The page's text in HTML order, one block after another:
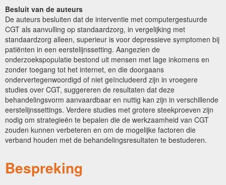
Besluit van de auteurs
De auteurs besluiten dat de interventie met computergestuurde
CGT als aanvulling op standaardzorg, in vergelijking met
standaardzorg alleen, superieur is voor depressieve symptomen bij
patiënten in een eerstelijnssetting. Aangezien de
onderzoekspopulatie bestond uit mensen met lage inkomens en
zonder toegang tot het internet, en die doorgaans
ondervertegenwoordigd of niet geïncludeerd zijn in vroegere
studies over CGT, suggereren de resultaten dat deze
behandelingsvorm aanvaardbaar en nuttig kan zijn in verschillende
eerstelijnssettings. Verdere studies met grotere steekproeven zijn
nodig om strategieën te bepalen die de werkzaamheid van CGT
zouden kunnen verbeteren en om de mogelijke factoren die
verband houden met de behandelingsresultaten te bestuderen.
Bespreking